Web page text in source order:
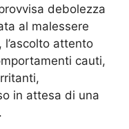
debolezza
al malessere
attento
cauti,
in attesa di una